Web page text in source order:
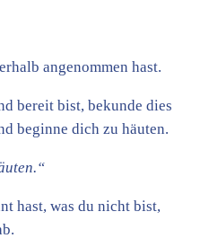
angenommen hast.
bereit bist, bekunde dies
beginne dich zu häuten.
hast, was du nicht bist,